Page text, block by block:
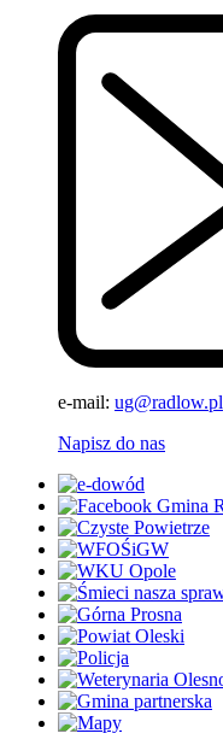
e-mail: ug@radlow.pl
Napisz do nas